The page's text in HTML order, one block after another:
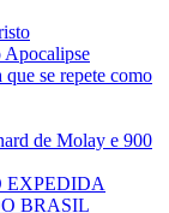
Apocalipse
se repete como
de Molay e 900
EXPEDIDA
BRASIL